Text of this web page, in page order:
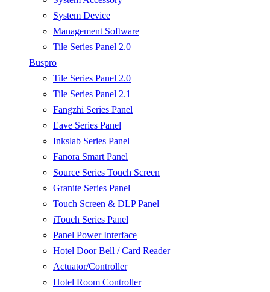
System Device
Management Software
Tile Series Panel 2.0
Buspro
Tile Series Panel 2.0
Tile Series Panel 2.1
Fangzhi Series Panel
Eave Series Panel
Inkslab Series Panel
Fanora Smart Panel
Source Series Touch Screen
Granite Series Panel
Touch Screen & DLP Panel
iTouch Series Panel
Panel Power Interface
Hotel Door Bell / Card Reader
Actuator/Controller
Hotel Room Controller